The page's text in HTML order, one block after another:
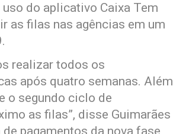
do aplicativo Caixa Tem
as filas nas agências em um
realizar todos os
após quatro semanas. Além
o segundo ciclo de
as filas”, disse Guimarães
pagamentos da nova fase